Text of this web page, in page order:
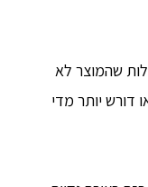
שהמוצר לא
דורש יותר מדי